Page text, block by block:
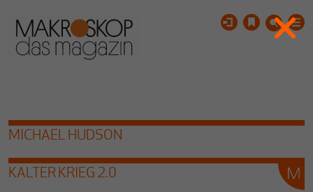
MICHAEL HUDSON
KALTER KRIEG 2.0